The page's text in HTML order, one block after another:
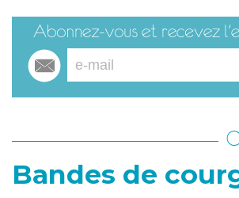
Bandes de